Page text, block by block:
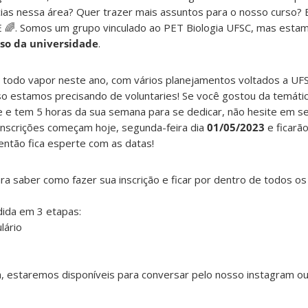
nessa área? Quer trazer mais assuntos para o nosso curso?
🌈. Somos um grupo vinculado ao PET Biologia UFSC, mas
da universidade.
vapor neste ano, com vários planejamentos voltados a
estamos precisando de voluntaries! Se você gostou da
tem 5 horas da sua semana para se dedicar, não hesite em
começam hoje, segunda-feira dia 01/05/2023 e
fica esperte com as datas!
saber como fazer sua inscrição e ficar por dentro de todos
em 3 etapas:
estaremos disponíveis para conversar pelo nosso instagram